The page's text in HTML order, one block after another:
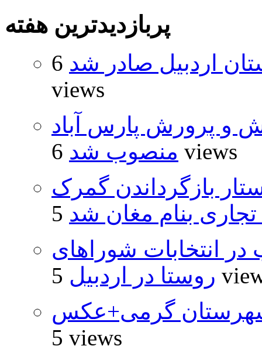
پربازدیدترین هفته
اردبیل صادر شد 6
views
و پرورش پارس آباد
منصوب شد 6 views
بازگرداندن گمرک
تجاری بنام مغان شد
۵۰۰۰ داوطلب در انتخابات شوراهای
روستا در اردبیل 5
گرمی+عکس
5 views